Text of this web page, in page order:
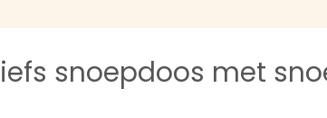
snoepdoos met